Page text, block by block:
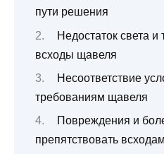
пути решения
Недостаток света
всходы щавеля
Несоответствие
требованиям щавеля
Повреждения и
препятствовать